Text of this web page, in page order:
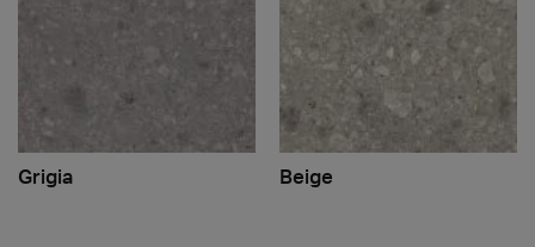
Grigia Beige